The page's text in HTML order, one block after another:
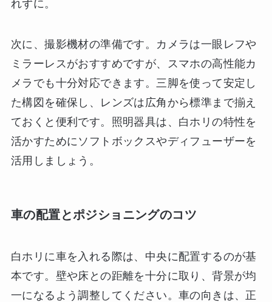
れずに。
次に、撮影機材の準備です。カメラは一眼レフや
ミラーレスがおすすめですが、スマホの高性能カ
メラでも十分対応できます。三脚を使って安定し
た構図を確保し、レンズは広角から標準まで揃え
ておくと便利です。照明器具は、白ホリの特性を
活かすためにソフトボックスやディフューザーを
活用しましょう。
車の配置とポジショニングのコツ
白ホリに車を入れる際は、中央に配置するのが基
本です。壁や床との距離を十分に取り、背景が均
一になるよう調整してください。車の向きは、正